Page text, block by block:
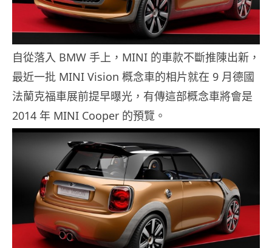
自從落入 BMW 手上，MINI 的車款不斷推陳出新，
最近一批 MINI Vision 概念車的相片就在 9 月德國
法蘭克福車展前提早曝光，有傳這部概念車將會是
2014 年 MINI Cooper 的預覽。